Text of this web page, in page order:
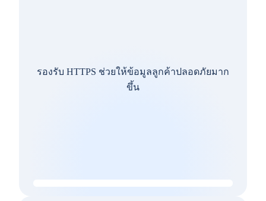
รองรับ HTTPS ช่วยให้ข้อมูลลูกค้าปลอดภัยมาก
ขึ้น